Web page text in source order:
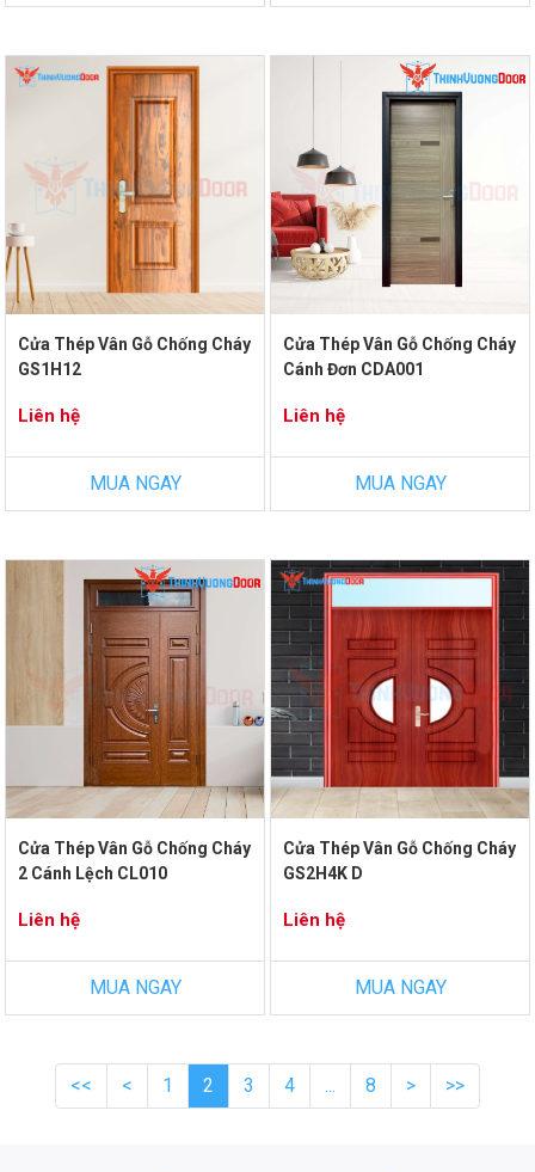
Cửa Thép Vân Gỗ Chống Cháy
GS1H12
Liên hệ
MUA NGAY
Cửa Thép Vân Gỗ Chống Cháy
Cánh Đơn CDA001
Liên hệ
MUA NGAY
Cửa Thép Vân Gỗ Chống Cháy
2 Cánh Lệch CL010
Liên hệ
MUA NGAY
Cửa Thép Vân Gỗ Chống Cháy
GS2H4K D
Liên hệ
MUA NGAY
<< < 1 2 3 4 ... 8 > >>